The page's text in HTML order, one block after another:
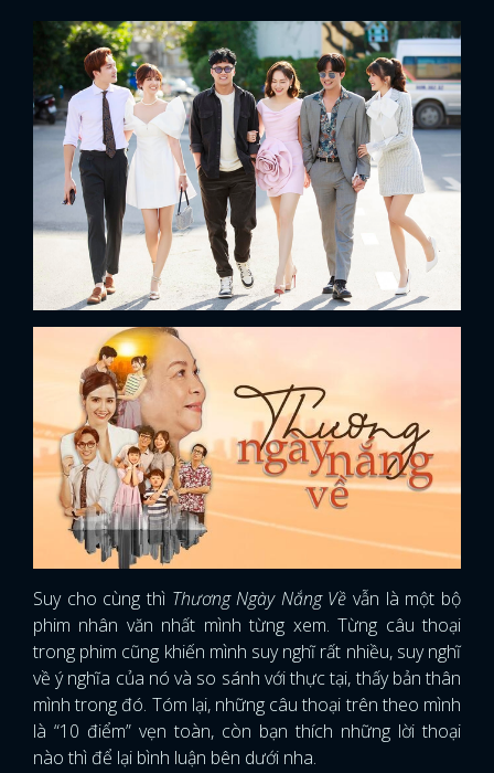
Suy cho cùng thì Thương Ngày Nắng Về vẫn là một bộ
phim nhân văn nhất mình từng xem. Từng câu thoại
trong phim cũng khiến mình suy nghĩ rất nhiều, suy nghĩ
về ý nghĩa của nó và so sánh với thực tại, thấy bản thân
mình trong đó. Tóm lại, những câu thoại trên theo mình
là “10 điểm” vẹn toàn, còn bạn thích những lời thoại
nào thì để lại bình luận bên dưới nha.